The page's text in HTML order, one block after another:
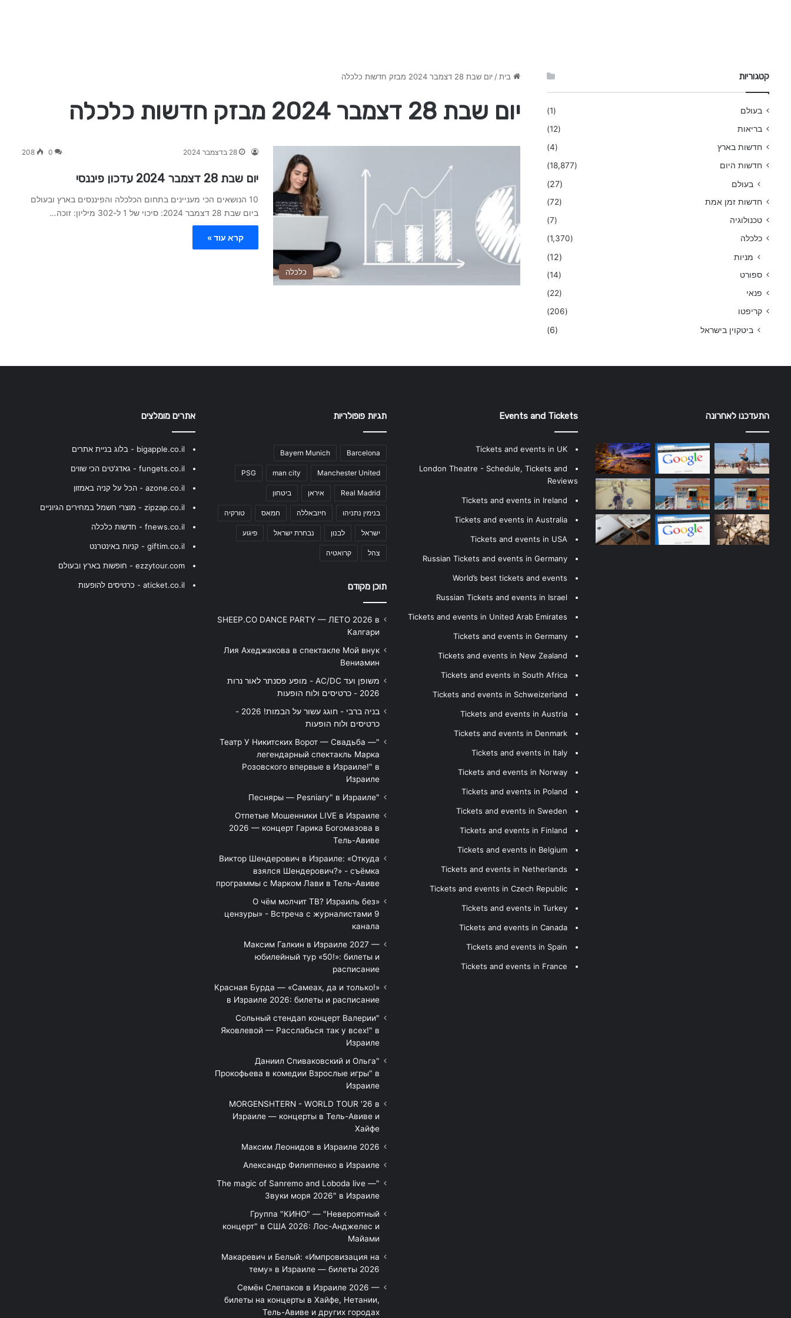
בית / יום שבת 28 דצמבר 2024 מבזק חדשות כלכלה
יום שבת 28 דצמבר 2024 מבזק חדשות כלכלה
כלכלה
28 בדצמבר 2024 0
208
יום שבת 28 דצמבר 2024 עדכון פיננסי
10 הנושאים הכי מעניינים בתחום הכלכלה והפיננסים בארץ ובעולם
ביום שבת 28 דצמבר 2024: סיכוי של 1 ל-302 מיליון: זוכה…
קרא עוד »
קטגוריות
בעולם
(1)
בריאות
(12)
חדשות בארץ
(4)
חדשות היום
(18,877)
בעולם (27)
חדשות זמן אמת
(72)
טכנולוגיה
(7)
כלכלה
(1,370)
מניות (12)
ספורט
(14)
פנאי
(22)
קריפטו
(206)
ביטקוין בישראל (6)
התעדכנו לאחרונה Events and Tickets
Tickets and events in UK
London Theatre - Schedule, Tickets and
Reviews
Tickets and events in Ireland
Tickets and events in Australia
Tickets and events in USA
Russian Tickets and events in Germany
World’s best tickets and events
Russian Tickets and events in Israel
Tickets and events in United Arab Emirates
Tickets and events in Germany
Tickets and events in New Zealand
Tickets and events in South Africa
Tickets and events in Schweizerland
Tickets and events in Austria
Tickets and events in Denmark
Tickets and events in Italy
Tickets and events in Norway
Tickets and events in Poland
Tickets and events in Sweden
Tickets and events in Finland
Tickets and events in Belgium
Tickets and events in Netherlands
Tickets and events in Czech Republic
Tickets and events in Turkey
Tickets and events in Canada
Tickets and events in Spain
Tickets and events in France
תגיות פופולריות
Barcelona
Bayern Munich
Manchester United
man city
PSG
Real Madrid איראן ביטחון
בנימין נתניהו חיזבאללה חמאס טורקיה
ישראל לבנון נבחרת ישראל פיגוע
צהל קרואטיה
תוכן מקודם
SHEEP.CO DANCE PARTY — ЛЕТО 2026 в
Калгари
Лия Ахеджакова в спектакле Мой внук
Вениамин
משופן ועד AC/DC - מופע פסנתר לאור נרות
2026 - כרטיסים ולוח הופעות
בניה ברבי - חוגג עשור על הבמות! 2026 -
כרטיסים ולוח הופעות
"Театр У Никитских Ворот — Свадьба —
легендарный спектакль Марка
Розовского впервые в Израиле!" в
Израиле
"Песняры — Pesniary" в Израиле
Отпетые Мошенники LIVE в Израиле
2026 — концерт Гарика Богомазова в
Тель-Авиве
Виктор Шендерович в Израиле: «Откуда
взялся Шендерович?» - съёмка
программы с Марком Лави в Тель-Авиве
«О чём молчит ТВ? Израиль без
цензуры» - Встреча с журналистами 9
канала
Максим Галкин в Израиле 2027 —
юбилейный тур «50!»: билеты и
расписание
Красная Бурда — «Самеах, да и только!»
в Израиле 2026: билеты и расписание
"Сольный стендап концерт Валерии
Яковлевой — Расслабься так у всех!" в
Израиле
"Даниил Спиваковский и Ольга
Прокофьева в комедии Взрослые игры" в
Израиле
MORGENSHTERN - WORLD TOUR '26 в
Израиле — концерты в Тель-Авиве и
Хайфе
Максим Леонидов в Израиле 2026
Александр Филиппенко в Израиле
"The magic of Sanremo and Loboda live —
Звуки моря 2026" в Израиле
Группа "КИНО" — "Невероятный
концерт" в США 2026: Лос-Анджелес и
Майами
Макаревич и Белый: «Импровизация на
тему» в Израиле — билеты 2026
Семён Слепаков в Израиле 2026 —
билеты на концерты в Хайфе, Нетании,
Тель-Авиве и других городах
אתרים מומלצים
bigapple.co.il - בלוג בניית אתרים
fungets.co.il - גאדג'טים הכי שווים
azone.co.il - הכל על קניה באמזון
zipzap.co.il - מוצרי חשמל במחירים הגיוניים
fnews.co.il - חדשות כלכלה
giftim.co.il - קניות באינטרנט
ezzytour.com - חופשות בארץ ובעולם
aticket.co.il - כרטיסים להופעות